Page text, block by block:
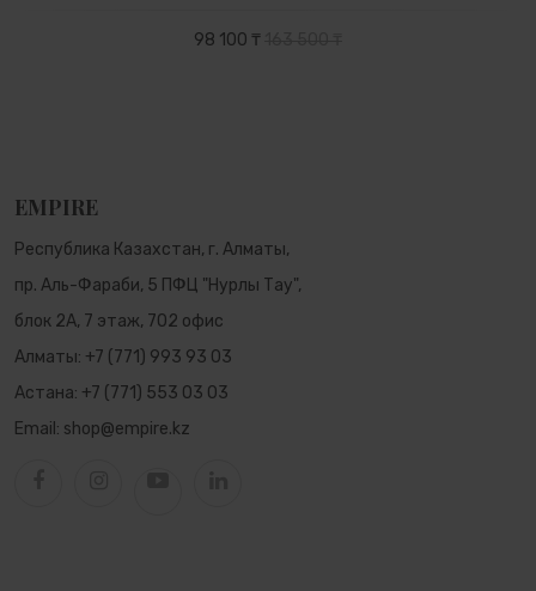
98 100 ₸
EMPIRE
Республика Казахстан, г. Алматы,
пр. Аль-Фараби, 5 ПФЦ "Нурлы Тау",
блок 2А, 7 этаж, 702 офис
Алматы: +7 (771) 993 93 03
Астана: +7 (771) 553 03 03
Email: shop@empire.kz